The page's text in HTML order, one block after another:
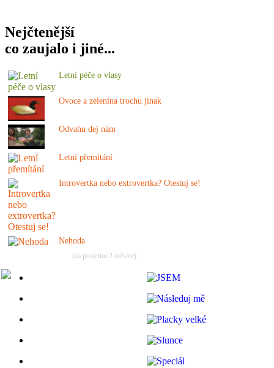
Nejčtenější
co zaujalo i jiné...
Letní péče o vlasy
Ovoce a zelenina trochu jinak
Odvahu dej nám
Letní přemítání
Introvertka nebo extrovertka? Otestuj se!
Nehoda
(za poslední 2 měsíce)